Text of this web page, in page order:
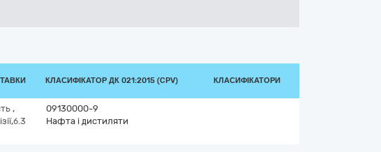
КЛАСИФІКАТОР ДК 021:2015 (CPV) КЛАСИФІКАТОРИ
,
09130000-9
Нафта і дистиляти